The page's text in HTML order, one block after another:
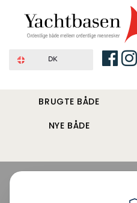
DK
BRUGTE BÅDE
NYE BÅDE